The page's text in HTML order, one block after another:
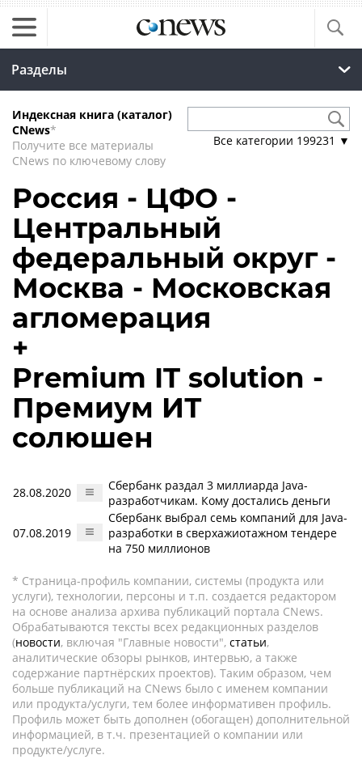
Разделы
Индексная книга (каталог)
CNews*
Получите все материалы
CNews по ключевому слову
Все категории 199231 ▼
Россия - ЦФО -
Центральный
федеральный округ -
Москва - Московская
агломерация
+
Premium IT solution -
Премиум ИТ
солюшен
28.08.2020
Сбербанк раздал 3 миллиарда Java-
разработчикам. Кому достались деньги
07.08.2019
Сбербанк выбрал семь компаний для Java-
разработки в сверхажиотажном тендере
на 750 миллионов
* Страница-профиль компании, системы (продукта или
услуги), технологии, персоны и т.п. создается редактором
на основе анализа архива публикаций портала CNews.
Обрабатываются тексты всех редакционных разделов
(новости, включая "Главные новости", статьи,
аналитические обзоры рынков, интервью, а также
содержание партнёрских проектов). Таким образом, чем
больше публикаций на CNews было с именем компании
или продукта/услуги, тем более информативен профиль.
Профиль может быть дополнен (обогащен) дополнительной
информацией, в т.ч. презентацией о компании или
продукте/услуге.